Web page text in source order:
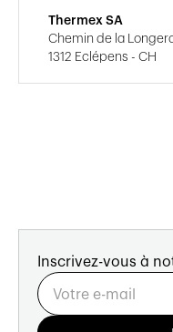
Thermex SA
Chemin de la
1312 Eclépens - CH
Inscrivez-vous à